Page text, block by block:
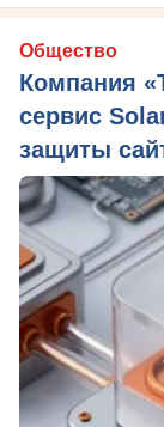
Общество
Компания
сервис
защиты